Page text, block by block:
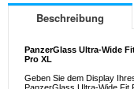
Beschreibung
PanzerGlass Ultra-Wide
Pro XL
Geben Sie dem Display